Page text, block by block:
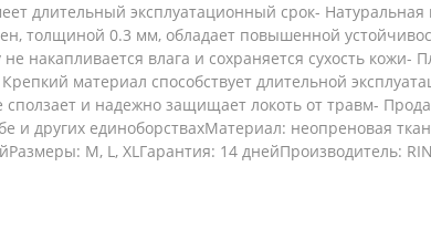
длительный эксплуатационный срок- Натуральная
толщиной 0.3 мм, обладает повышенной
накапливается влага и сохраняется сухость кожи-
материал способствует длительной
сползает и надежно защищает локоть от травм-
и других единоборствахМатериал: неопреновая
M, L, XLГарантия: 14 днейПроизводитель: